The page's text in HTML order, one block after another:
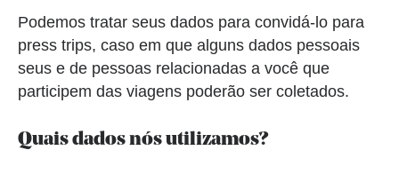
Podemos tratar seus dados para convidá-lo para
press trips, caso em que alguns dados pessoais
seus e de pessoas relacionadas a você que
participem das viagens poderão ser coletados.
Quais dados nós utilizamos?